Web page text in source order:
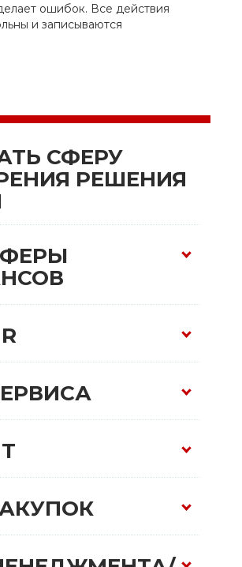
ошибок. Все действия
и записываются
СФЕРУ
РЕШЕНИЯ
запросу
запросу
запросу